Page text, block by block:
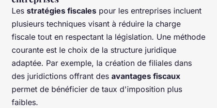
Les stratégies fiscales pour les entreprises incluent
plusieurs techniques visant à réduire la charge
fiscale tout en respectant la législation. Une méthode
courante est le choix de la structure juridique
adaptée. Par exemple, la création de filiales dans
des juridictions offrant des avantages fiscaux
permet de bénéficier de taux d'imposition plus
faibles.